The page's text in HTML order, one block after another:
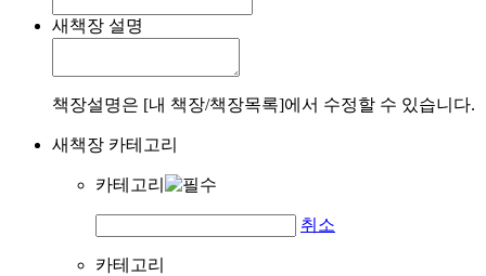
새책장 설명
책장설명은 [내 책장/책장목록]에서 수정할 수 있습니다.
새책장 카테고리
카테고리
취소
카테고리